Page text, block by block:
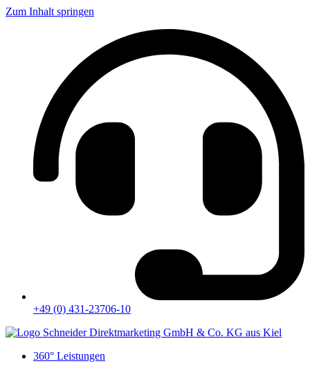
Zum Inhalt springen
+49 (0) 431-23706-10
360° Leistungen